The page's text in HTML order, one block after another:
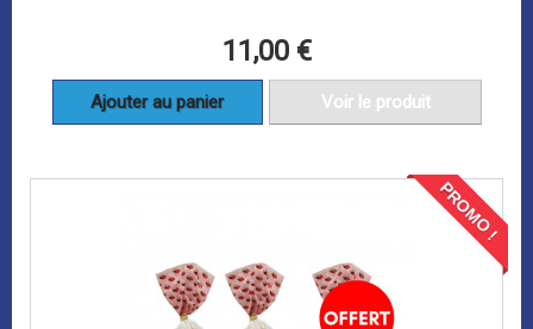
11,00 €
Ajouter au panier Voir le produit
PROMO !